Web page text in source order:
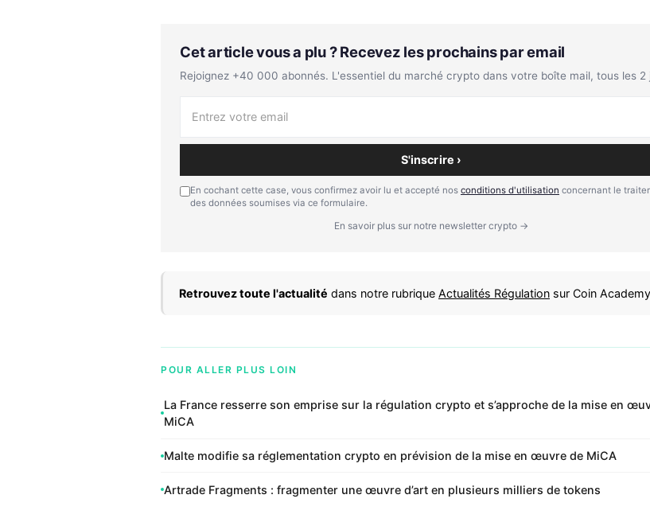
Cet article vous a plu ? Recevez les prochains par email
Rejoignez +40 000 abonnés. L'essentiel du marché crypto dans votre boîte mail, tous les 2
S'inscrire ›
En cochant cette case, vous confirmez avoir lu et accepté nos conditions d'utilisation concernant le
des données soumises via ce formulaire.
En savoir plus sur notre newsletter crypto →
Retrouvez toute l'actualité dans notre rubrique Actualités Régulation sur Coin
POUR ALLER PLUS LOIN
La France resserre son emprise sur la régulation crypto et s’approche de la mise en
MiCA
Malte modifie sa réglementation crypto en prévision de la mise en œuvre de MiCA
Artrade Fragments : fragmenter une œuvre d’art en plusieurs milliers de tokens